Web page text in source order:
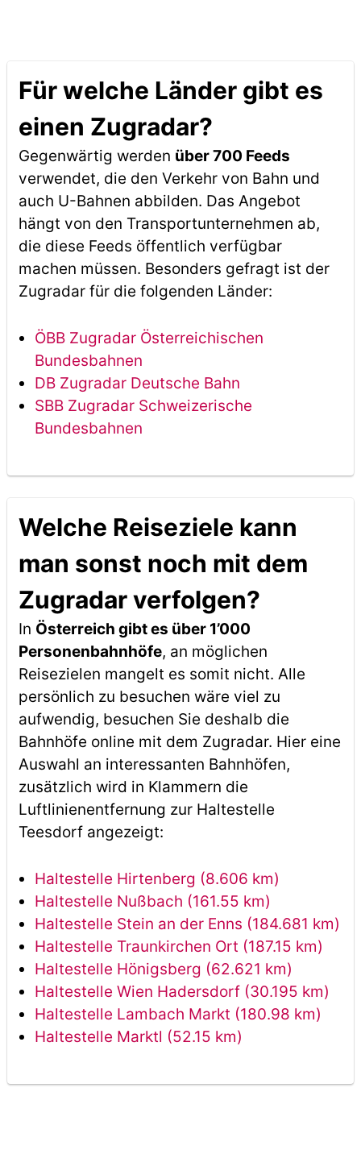
Für welche Länder gibt es
einen Zugradar?
Gegenwärtig werden über 700 Feeds
verwendet, die den Verkehr von Bahn und
auch U-Bahnen abbilden. Das Angebot
hängt von den Transportunternehmen ab,
die diese Feeds öffentlich verfügbar
machen müssen. Besonders gefragt ist der
Zugradar für die folgenden Länder:
ÖBB Zugradar Österreichischen
Bundesbahnen
DB Zugradar Deutsche Bahn
SBB Zugradar Schweizerische
Bundesbahnen
Welche Reiseziele kann
man sonst noch mit dem
Zugradar verfolgen?
In Österreich gibt es über 1’000
Personenbahnhöfe, an möglichen
Reisezielen mangelt es somit nicht. Alle
persönlich zu besuchen wäre viel zu
aufwendig, besuchen Sie deshalb die
Bahnhöfe online mit dem Zugradar. Hier eine
Auswahl an interessanten Bahnhöfen,
zusätzlich wird in Klammern die
Luftlinienentfernung zur Haltestelle
Teesdorf angezeigt:
Haltestelle Hirtenberg (8.606 km)
Haltestelle Nußbach (161.55 km)
Haltestelle Stein an der Enns (184.681 km)
Haltestelle Traunkirchen Ort (187.15 km)
Haltestelle Hönigsberg (62.621 km)
Haltestelle Wien Hadersdorf (30.195 km)
Haltestelle Lambach Markt (180.98 km)
Haltestelle Marktl (52.15 km)